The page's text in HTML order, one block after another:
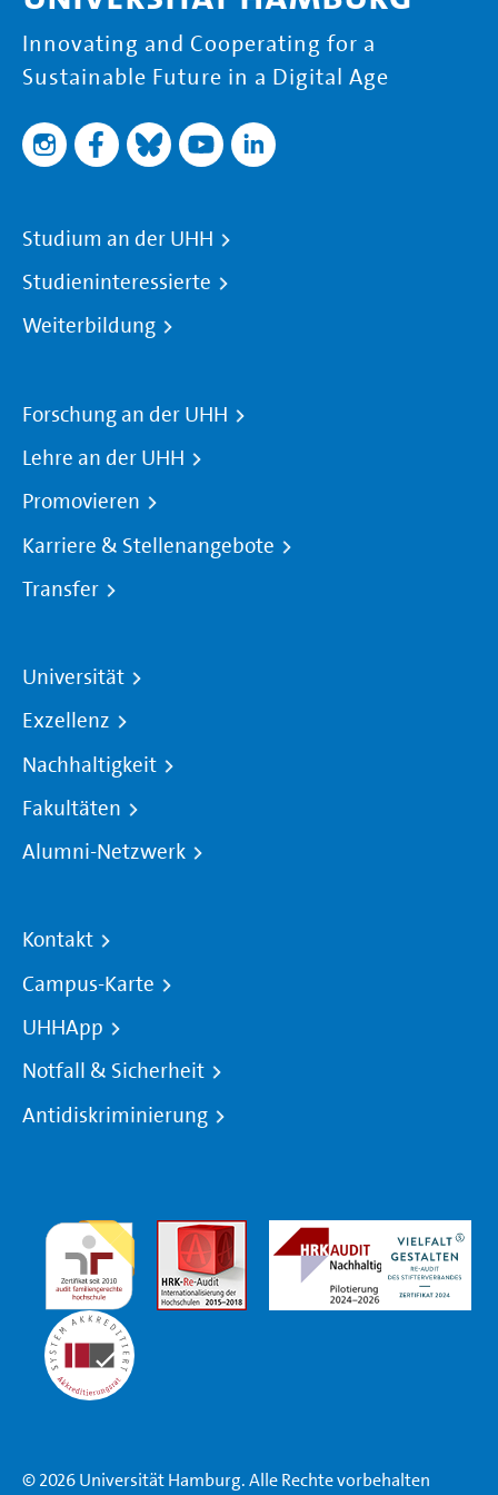
Wie kann eine wirksame Konfliktregulierung aus sehen –
zur Deeskalation und Beendigung des Krieges, zur
politischen Lösung des Konflikts und Verhinderung neuer
Kriege?
ökonomischen Gewalt bzw. was sind politische und soziale
Voraussetzungen für eine künftige zivile Entwicklung im
Wir diskutieren mit Völkerrechtler Prof. Dr. Norman Paech
Innovating and Cooperating for a
Sustainable Future in a Digital Age
Studium an der UHH
Studieninteressierte
Weiterbildung
Forschung an der UHH
Lehre an der UHH
Promovieren
Karriere & Stellenangebote
Transfer
Universität
Exzellenz
Nachhaltigkeit
Fakultäten
Alumni-Netzwerk
Kontakt
Campus-Karte
UHHApp
Notfall & Sicherheit
Antidiskriminierung
© 2026 Universität Hamburg. Alle Rechte vorbehalten